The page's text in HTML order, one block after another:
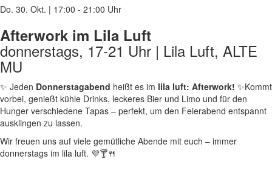
Do. 30. Okt. | 17:00 - 21:00 Uhr
Afterwork im Lila Luft
donnerstags, 17-21 Uhr | Lila Luft, ALTE
MU
✨ Jeden Donnerstagabend heißt es im lila luft: Afterwork! ✨Kommt
vorbei, genießt kühle Drinks, leckeres Bier und Limo und für den
Hunger verschiedene Tapas – perfekt, um den Feierabend entspannt
ausklingen zu lassen.
Wir freuen uns auf viele gemütliche Abende mit euch – immer
donnerstags im lila luft. 💜🍸🍴